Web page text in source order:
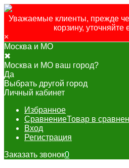
Уважаемые клиенты, прежде
корзину, уточняйте
×
Москва и МО
✖
Москва и МО ваш город?
Да
Выбрать другой город
Личный кабинет
Избранное
СравнениеТовар в
Вход
Регистрация
Заказать звонок0